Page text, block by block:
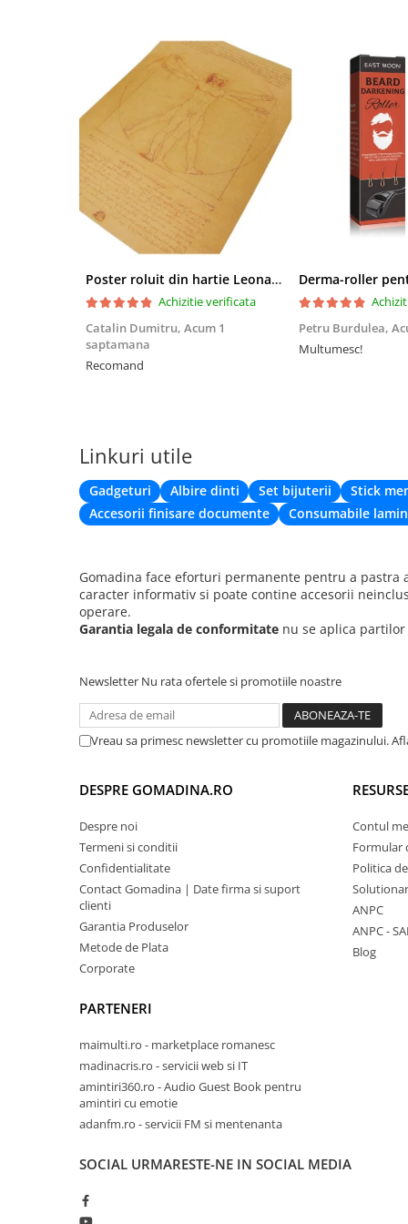
Poster roluit din hartie Leonardo Da Vinci, Vitruvian Man, vintage, 51x35 cm
Achizitie verificata
Catalin Dumitru, Acum 1
saptamana
Recomand
Petru Burdulea,
Multumesc!
Linkuri utile
Gadgeturi Albire dinti Set bijuterii Stick
Accesorii finisare documente
Consumabile
Gomadina face eforturi permanente pentru a
caracter informativ si poate contine accesorii
operare.
Garantia legala de conformitate nu se aplica
Newsletter Nu rata ofertele si promotiile noastre
Vreau sa primesc newsletter cu promotiile magazinului.
DESPRE GOMADINA.RO
Despre noi
Termeni si conditii
Confidentialitate
Contact Gomadina | Date firma si suport
clienti
Garantia Produselor
Metode de Plata
Corporate
PARTENERI
maimulti.ro - marketplace romanesc
madinacris.ro - servicii web si IT
amintiri360.ro - Audio Guest Book pentru
amintiri cu emotie
adanfm.ro - servicii FM si mentenanta
Contul
Formular
Politica
ANPC
ANPC -
Blog
SOCIAL URMARESTE-NE IN SOCIAL MEDIA